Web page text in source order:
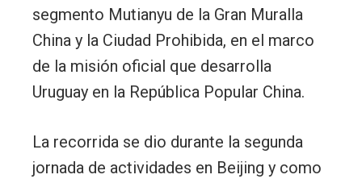
segmento Mutianyu de la Gran Muralla
China y la Ciudad Prohibida, en el marco
de la misión oficial que desarrolla
Uruguay en la República Popular China.
La recorrida se dio durante la segunda
jornada de actividades en Beijing y como